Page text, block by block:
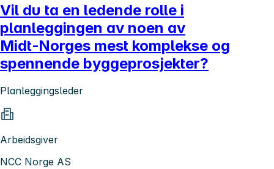
Vil du ta en ledende rolle i
planleggingen av noen av
Midt‑Norges mest komplekse og
spennende byggeprosjekter?
Planleggingsleder
Arbeidsgiver
NCC Norge AS